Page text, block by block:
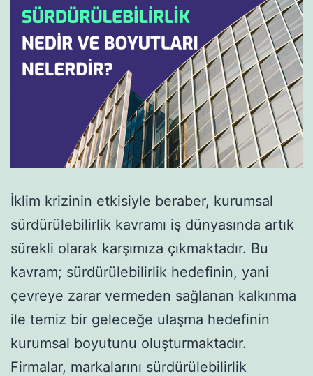
İklim krizinin etkisiyle beraber, kurumsal
sürdürülebilirlik kavramı iş dünyasında artık
sürekli olarak karşımıza çıkmaktadır. Bu
kavram; sürdürülebilirlik hedefinin, yani
çevreye zarar vermeden sağlanan kalkınma
ile temiz bir geleceğe ulaşma hedefinin
kurumsal boyutunu oluşturmaktadır.
Firmalar, markalarını sürdürülebilirlik